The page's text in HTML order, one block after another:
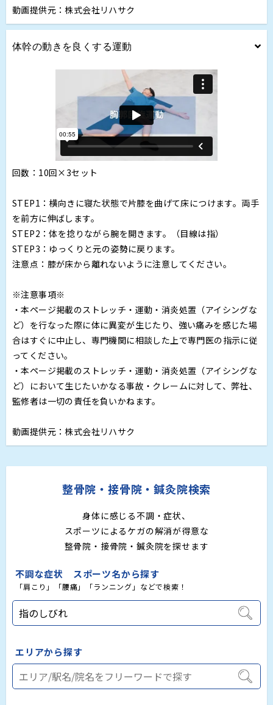
動画提供元：株式会社リハサク
体幹の動きを良くする運動
回数：10回×3セット
STEP1：横向きに寝た状態で片膝を曲げて床につけます。両手
を前方に伸ばします。
STEP2：体を捻りながら腕を開きます。（目線は指）
STEP3：ゆっくりと元の姿勢に戻ります。
注意点：膝が床から離れないように注意してください。
※注意事項※
・本ページ掲載のストレッチ・運動・消炎処置（アイシングな
ど）を行なった際に体に異変が生じたり、強い痛みを感じた場
合はすぐに中止し、専門機関に相談した上で専門医の指示に従
ってください。
・本ページ掲載のストレッチ・運動・消炎処置（アイシングな
ど）において生じたいかなる事故・クレームに対して、弊社、
監修者は一切の責任を負いかねます。
動画提供元：株式会社リハサク
整骨院・接骨院・鍼灸院検索
身体に感じる不調・症状、
スポーツによるケガの解消が得意な
整骨院・接骨院・鍼灸院を探せます
不調な症状 スポーツ名から探す
「肩こり」「腰痛」「ランニング」などで検索！
エリアから探す